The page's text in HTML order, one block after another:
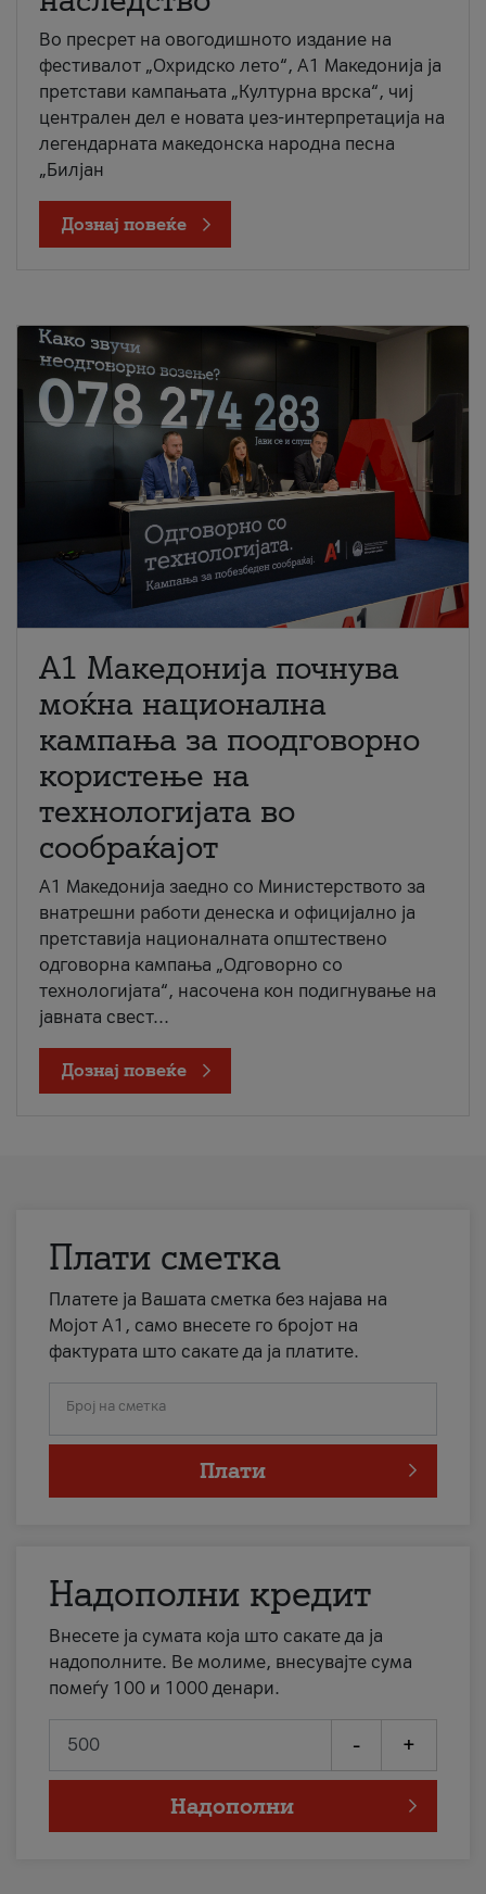
Во пресрет на овогодишното издание на
фестивалот „Охридско лето“, А1 Македонија ја
претстави кампањата „Културна врска“, чиј
централен дел е новата џез-интерпретација на
легендарната македонска народна песна
„Билјан
Дознај повеќе
A1 Македонија почнува
моќна национална
кампања за поодговорно
користење на
технологијата во
сообраќајот
A1 Македонија заедно со Министерството за
внатрешни работи денеска и официјално ја
претставија националната општествено
одговорна кампања „Одговорно со
технологијата“, насочена кон подигнување на
јавната свест...
Дознај повеќе
Плати сметка
Платете ја Вашата сметка без најава на
Мојот А1, само внесете го бројот на
фактурата што сакате да ја платите.
Број на сметка
Плати
Надополни кредит
Внесете ја сумата која што сакате да ја
надополните. Ве молиме, внесувајте сума
помеѓу 100 и 1000 денари.
- +
Надополни